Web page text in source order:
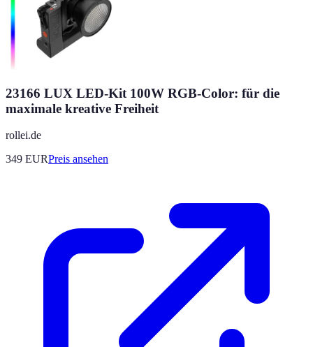
23166 LUX LED-Kit 100W RGB-Color: für die
maximale kreative Freiheit
rollei.de
349 EURPreis ansehen